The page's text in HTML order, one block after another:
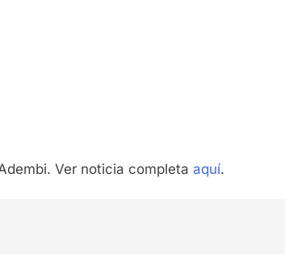
Ver noticia completa aquí.